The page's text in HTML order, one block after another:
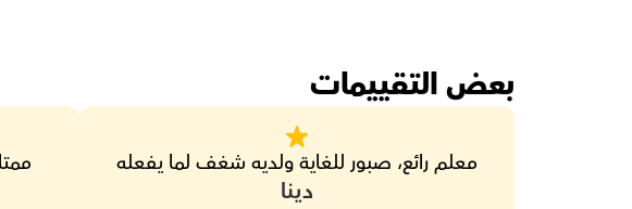
بعض التقييمات
معلم رائع، صبور للغاية ولديه شغف لما يفعله
دينا